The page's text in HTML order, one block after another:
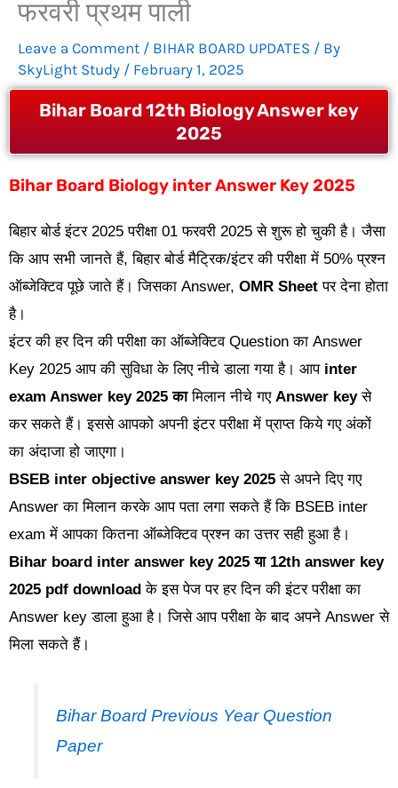
फरवरी प्रथम पाली
Leave a Comment / BIHAR BOARD UPDATES / By
SkyLight Study / February 1, 2025
Bihar Board 12th Biology Answer key
2025
Bihar Board Biology inter Answer Key 2025
बिहार बोर्ड इंटर 2025 परीक्षा 01 फरवरी 2025 से शुरू हो चुकी है। जैसा
कि आप सभी जानते हैं, बिहार बोर्ड मैट्रिक/इंटर की परीक्षा में 50% प्रश्न
ऑब्जेक्टिव पूछे जाते हैं। जिसका Answer, OMR Sheet पर देना होता
है।
इंटर की हर दिन की परीक्षा का ऑब्जेक्टिव Question का Answer
Key 2025 आप की सुविधा के लिए नीचे डाला गया है। आप inter
exam Answer key 2025 कामिलान नीचे गए Answer keyसे
कर सकते हैं। इससे आपको अपनी इंटर परीक्षा में प्राप्त किये गए अंकों
का अंदाजा हो जाएगा।
BSEB inter objective answer key 2025 से अपने दिए गए
Answer का मिलान करके आप पता लगा सकते हैं कि BSEB inter
exam में आपका कितना ऑब्जेक्टिव प्रश्न का उत्तर सही हुआ है।
Bihar board inter answer key 2025 या 12th answer key
2025 pdf download के इस पेज पर हर दिन की इंटर परीक्षा का
Answer key डाला हुआ है। जिसे आप परीक्षा के बाद अपने Answer से
मिला सकते हैं।
Bihar Board Previous Year Question
Paper